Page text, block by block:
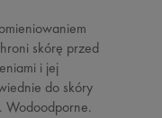
skórę przed
i jej
do skóry
Wodoodporne.